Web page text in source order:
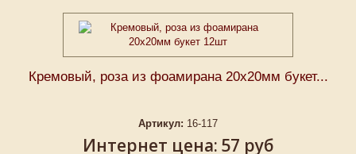
Кремовый, роза из фоамирана 20х20мм букет...
Артикул: 16-117
Интернет цена: 57 руб